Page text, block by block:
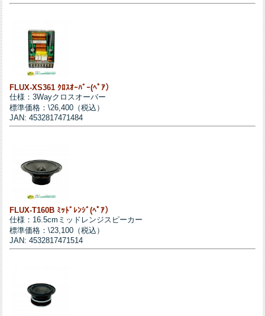
FLUX-XS361 ｸﾛｽｵｰﾊﾞｰ(ﾍﾟｱ）
仕様：3Wayクロスオーバー
標準価格：\26,400（税込）
JAN: 4532817471484
FLUX-T160B ﾐｯﾄﾞﾚﾝｼﾞ(ﾍﾟｱ）
仕様：16.5cmミッドレンジスピーカー
標準価格：\23,100（税込）
JAN: 4532817471514